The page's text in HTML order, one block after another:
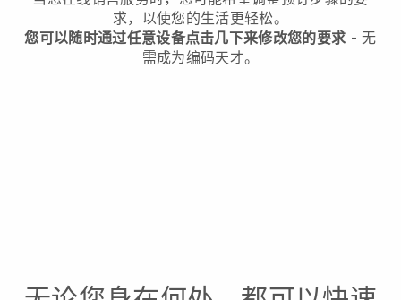
求，以使您的生活更轻松。
您可以随时通过任意设备点击几下来修改您的要求 - 无
需成为编码天才。